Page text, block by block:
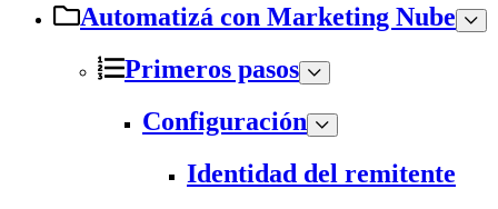
Automatizá con Marketing Nube
Primeros pasos
Configuración
Identidad del remitente